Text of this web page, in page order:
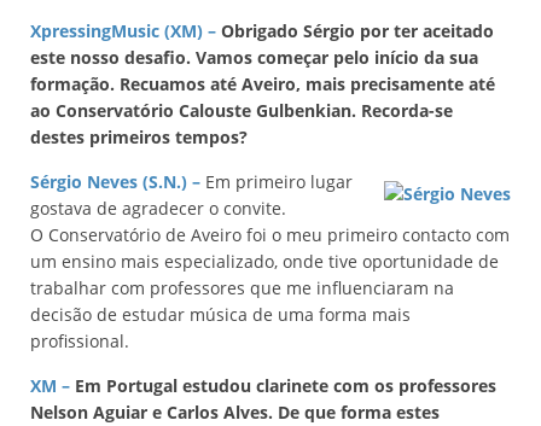
XpressingMusic (XM) – Obrigado Sérgio por ter aceitado
este nosso desafio. Vamos começar pelo início da sua
formação. Recuamos até Aveiro, mais precisamente até
ao Conservatório Calouste Gulbenkian. Recorda-se
destes primeiros tempos?
Sérgio Neves (S.N.) – Em primeiro lugar
gostava de agradecer o convite.
O Conservatório de Aveiro foi o meu primeiro contacto com
um ensino mais especializado, onde tive oportunidade de
trabalhar com professores que me influenciaram na
decisão de estudar música de uma forma mais
profissional.
XM – Em Portugal estudou clarinete com os professores
Nelson Aguiar e Carlos Alves. De que forma estes